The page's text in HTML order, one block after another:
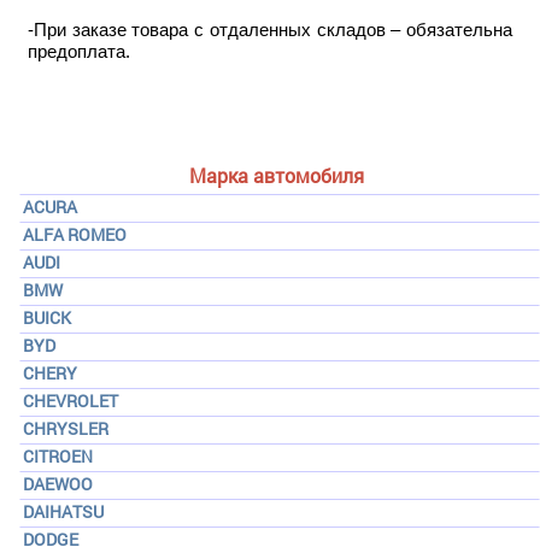
Марка автомобиля
ACURA
ALFA ROMEO
AUDI
BMW
BUICK
BYD
CHERY
CHEVROLET
CHRYSLER
CITROEN
DAEWOO
DAIHATSU
DODGE
-При заказе товара с отдаленных складов – обязательна
предоплата.